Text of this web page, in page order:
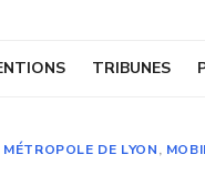
TRIBUNES
MÉTROPOLE DE LYON,